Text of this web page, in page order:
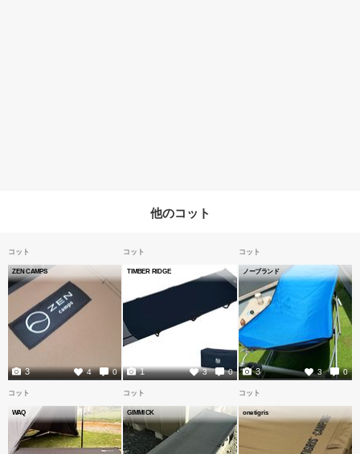
他のコット
コット
ZEN CAMPS
4 0
3
コット
TIMBER RIDGE
3 0
1
コット
ノーブランド
3 0
3
コット
WAQ
コット
GIMMICK
コット
onetigris